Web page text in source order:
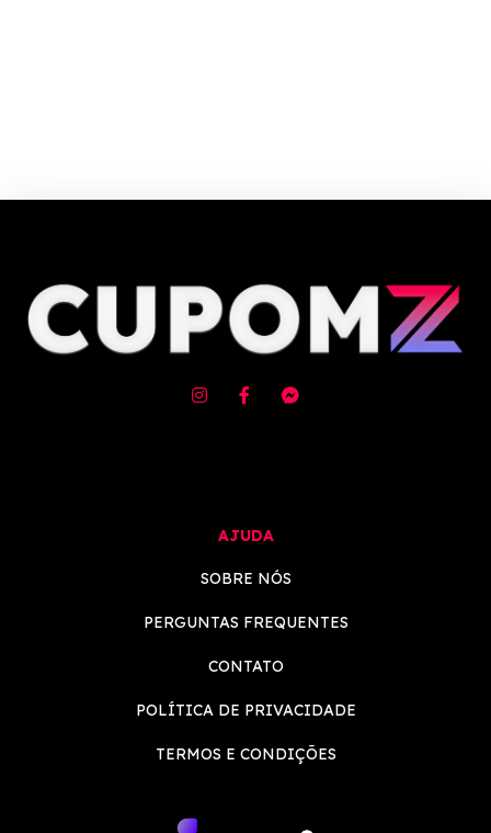
AJUDA
SOBRE NÓS
PERGUNTAS FREQUENTES
CONTATO
POLÍTICA DE PRIVACIDADE
TERMOS E CONDIÇÕES